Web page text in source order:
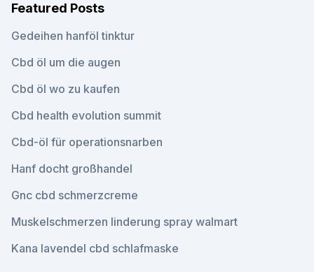
Featured Posts
Gedeihen hanföl tinktur
Cbd öl um die augen
Cbd öl wo zu kaufen
Cbd health evolution summit
Cbd-öl für operationsnarben
Hanf docht großhandel
Gnc cbd schmerzcreme
Muskelschmerzen linderung spray walmart
Kana lavendel cbd schlafmaske